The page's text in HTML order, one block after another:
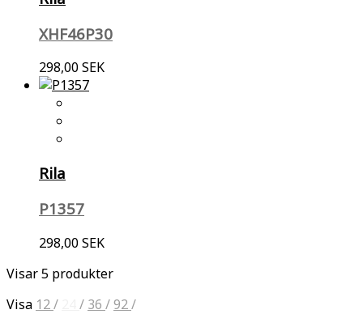
XHF46P30
298,00 SEK
Rila
P1357
298,00 SEK
Visar 5 produkter
Visa 12/ / 36 /92/